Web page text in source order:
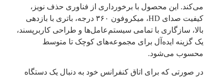
می‌کند. این محصول با برخورداری از فناوری حذف نویز،
کیفیت صدای HD، میکروفون ۳۶۰ درجه، باتری با بازدهی
بالا، سازگاری با تمامی سیستم‌عامل‌ها و طراحی کاربرپسند،
یک گزینه ایده‌­آل برای مجموعه‌های کوچک تا متوسط
محسوب می‌شود.
در صورتی که برای اتاق کنفرانس خود به دنبال یک دستگاه